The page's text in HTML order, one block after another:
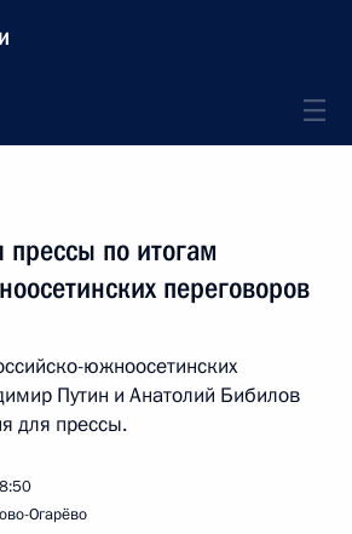
прессы по итогам
переговоров
южноосетинских
Путин и Анатолий Бибилов
для прессы.
Огарёво